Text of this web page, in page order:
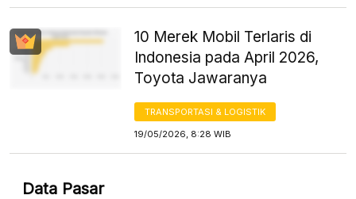
10 Merek Mobil Terlaris di
Indonesia pada April 2026,
Toyota Jawaranya
TRANSPORTASI & LOGISTIK
19/05/2026, 8:28 WIB
Data Pasar